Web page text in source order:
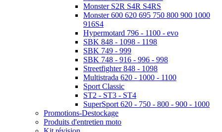
Monster S2R S4R S4RS
Monster 600 620 695 750 800 900 1000
916S4
Hypermotard 796 - 1100 - evo
SBK 848 - 1098 - 1198
SBK 749 - 999
SBK 748 - 916 - 996 - 998
Streetfighter 848 - 1098
Multistrada 620 - 1000 - 1100
Sport Classic
ST2 - ST3 - ST4
SuperSport 620 - 750 - 800 - 900 - 1000
Promotions-Destockage
Produits d'entretien moto